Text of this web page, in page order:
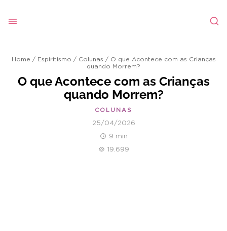
Home / Espiritismo / Colunas / O que Acontece com as Crianças
quando Morrem?
O que Acontece com as Crianças
quando Morrem?
COLUNAS
25/04/2026
9 min
19.699